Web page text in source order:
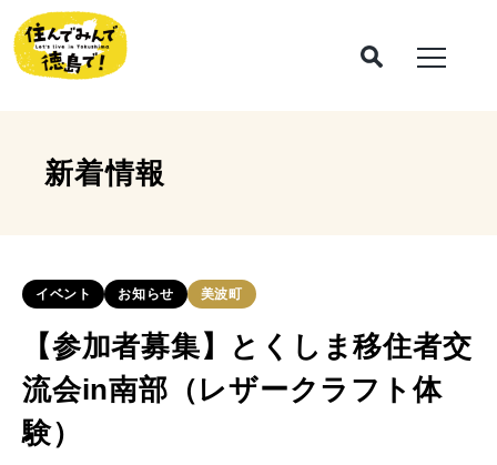
新着情報
イベント お知らせ 美波町
【参加者募集】とくしま移住者交
流会in南部（レザークラフト体
験）